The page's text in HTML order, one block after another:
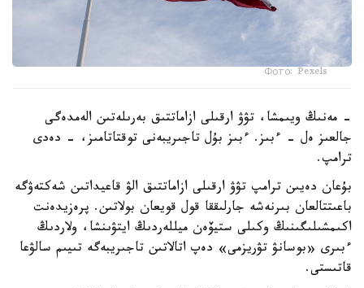
Фото: Pexels
- مەنىڭ ويىمشا، تۋۋ ارقىلى ازاماتتىق بەرىلەتىن الەمدەگى
جالعىز ەل - ءبىز. ءبىز بۇل تاجىريبەنى توقتاتامىز، - دەدى
ترامپ.
بۇعان دەيىن ترامپ تۋۋ ارقىلى ازاماتتىق الۋ قاعيداتىن شەكتەۋگە
باعىتتالعان بىرنەشە جارلىققا قول قويعان بولاتىن. پرەزيدەنت
اكىمشىلىگىنىڭ وكىلى ستيۆەن ميللەردىڭ ايتۋىنشا، ولاردىڭ
ءبىرى «بوسانۋ تۋريزمى» دەپ اتالاتىن تاجىريبەگە تىيىم سالۋعا
قاتىستى.